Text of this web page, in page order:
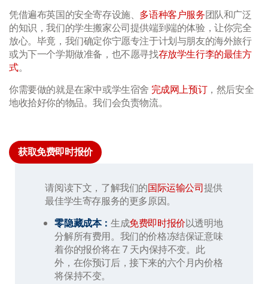
凭借遍布英国的安全寄存设施、 多语种客户服务团队和广泛
的知识，我们的学生搬家公司提供端到端的体验，让你完全
放心。毕竟，我们确定你宁愿专注于计划与朋友的海外旅行
或为下一个学期做准备，也不愿寻找存放学生行李的最佳方
式。
你需要做的就是在家中或学生宿舍 完成网上预订，然后安全
地收拾好你的物品。我们会负责物流。
获取免费即时报价
请阅读下文，了解我们的国际运输公司提供
最佳学生寄存服务的更多原因。
零隐藏成本：生成免费即时报价以透明地
分解所有费用。我们的价格冻结保证意味
着你的报价将在 7 天内保持不变。此
外，在你预订后，接下来的六个月内价格
将保持不变。